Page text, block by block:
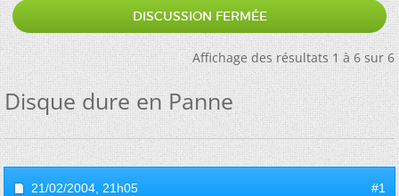
DISCUSSION FERMÉE
Affichage des résultats 1 à 6 sur 6
Disque dure en Panne
21/02/2004, 21h05 #1